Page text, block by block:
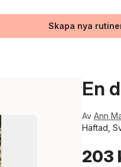
Skapa nya
En
Av Ann
Häftad,
203